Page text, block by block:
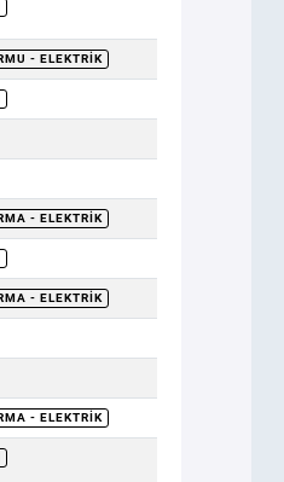
- ELEKTRIK
- ELEKTRIK
- ELEKTRIK
- ELEKTRIK